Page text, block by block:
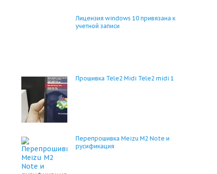
Лицензия windows 10 привязана к
учетной записи
Прошивка Tele2 Midi Tele2 midi 1
Перепрошивка Meizu M2 Note и
русификация